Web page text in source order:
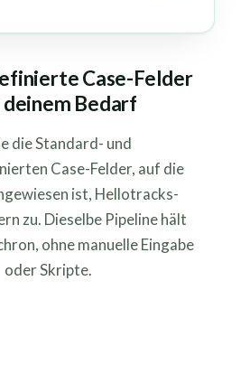
Case-Felder
deinem Bedarf
die Standard- und
Case-Felder, auf die
ist, Hellotracks-
zu. Dieselbe Pipeline hält
ohne manuelle Eingabe
oder Skripte.